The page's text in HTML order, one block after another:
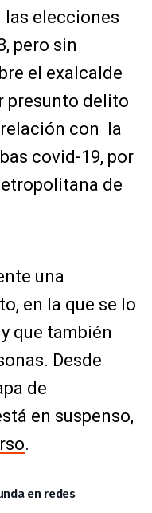
elecciones
pero sin
el exalcalde
presunto delito
con la
covid-19, por
de
una
en la que se lo
que también
Desde
de
en suspenso,
.
en redes